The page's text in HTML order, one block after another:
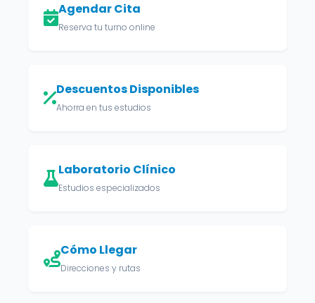
Agendar Cita
Reserva tu turno online
Descuentos Disponibles
Ahorra en tus estudios
Laboratorio Clínico
Estudios especializados
Cómo Llegar
Direcciones y rutas